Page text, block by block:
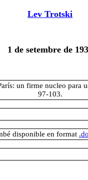
Lev Trotski
1 de setembre de
un firme nucleo para
97-103.
disponible en format